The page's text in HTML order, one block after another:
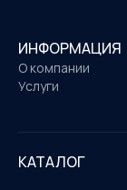
ИНФОРМАЦИЯ
О компании
Услуги
КАТАЛОГ